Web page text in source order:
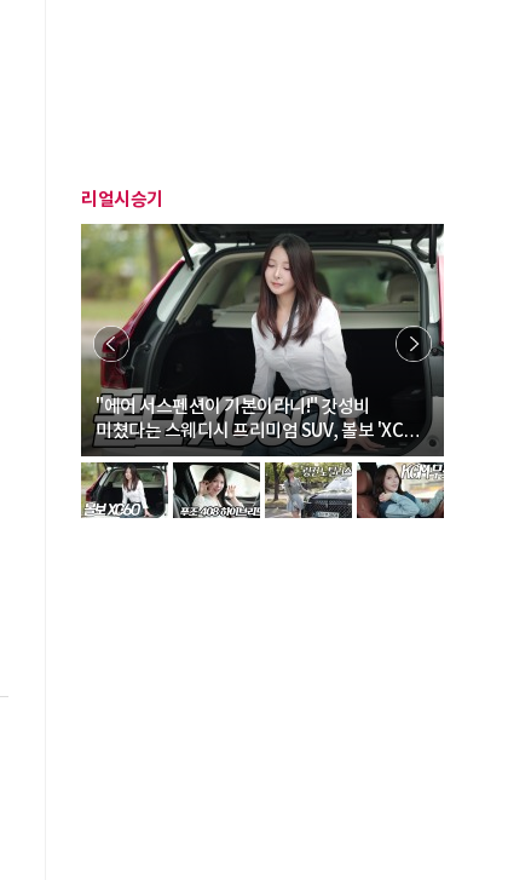
리얼시승기
"에어 서스펜션이 기본이라니!" 갓성비
미쳤다는 스웨디시 프리미엄 SUV, 볼보 'XC60
B5 울트라'